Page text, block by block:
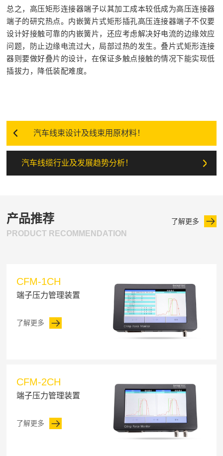
总之，高压矩形连接器端子以其加工成本较低成为高压连接器
端子的研究热点。内嵌簧片式矩形插孔高压连接器端子不仅要
设计好接触可靠的内嵌簧片，还应考虑解决好电流的边缘效应
问题，防止边缘电流过大，局部过热的发生。叠片式矩形连接
器则要做好叠片的设计，在保证多触点接触的情况下能实现低
插拔力，降低装配难度。
汽车线束设计及线束用原材料！
汽车线缆行业及发展趋势分析！
产品推荐
PRODUCT RECOMMENDATION
了解更多
CFM-1CH
端子压力管理装置
了解更多
CFM-2CH
端子压力管理装置
了解更多